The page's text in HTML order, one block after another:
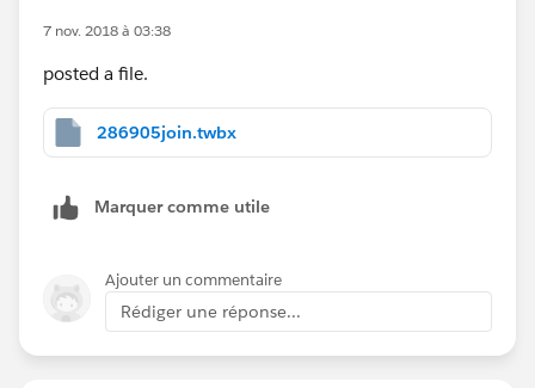
7 nov. 2018 à 03:38
posted a file.
286905join.twbx
Marquer comme utile
Ajouter un commentaire
Rédiger une réponse...